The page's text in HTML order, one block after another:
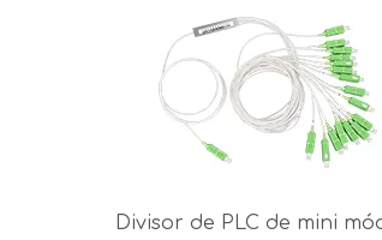
Divisor de PLC de mini